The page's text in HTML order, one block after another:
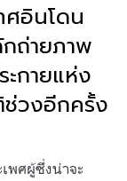
ศอินโดน
ถ่ายภาพ
กายแห่ง
วงอีกครั้ง
พศผู้ซึ่งน่าจะ